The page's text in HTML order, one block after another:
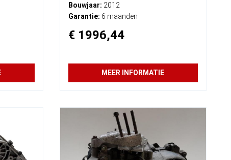
Bouwjaar: 2012
Garantie: 6 maanden
€ 1996,44
MEER INFORMATIE